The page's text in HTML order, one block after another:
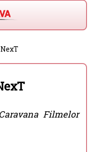
Caravana Filmelor